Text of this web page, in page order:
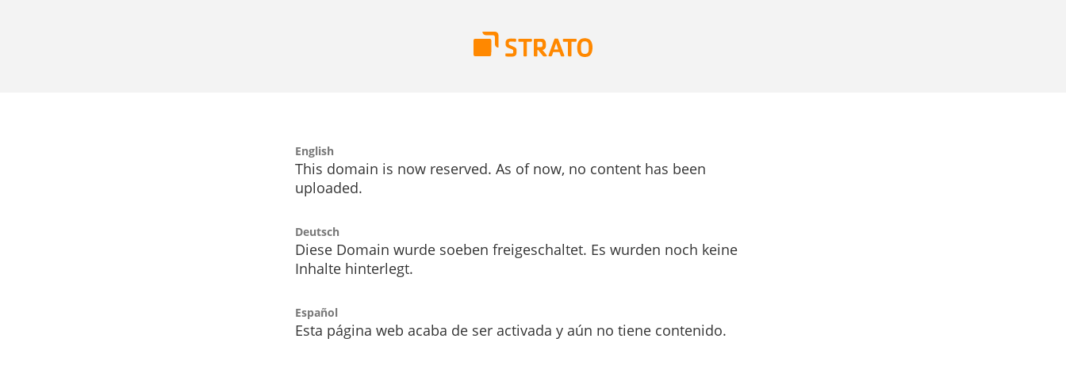
English
This domain is now reserved. As of now, no content has been
uploaded.
Deutsch
Diese Domain wurde soeben freigeschaltet. Es wurden noch keine
Inhalte hinterlegt.
Español
Esta página web acaba de ser activada y aún no tiene contenido.